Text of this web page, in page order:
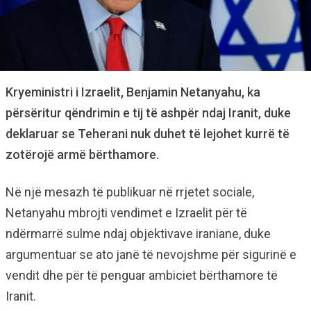
Kryeministri i Izraelit, Benjamin Netanyahu, ka
përsëritur qëndrimin e tij të ashpër ndaj Iranit, duke
deklaruar se Teherani nuk duhet të lejohet kurrë të
zotërojë armë bërthamore.
Në një mesazh të publikuar në rrjetet sociale,
Netanyahu mbrojti vendimet e Izraelit për të
ndërmarrë sulme ndaj objektivave iraniane, duke
argumentuar se ato janë të nevojshme për sigurinë e
vendit dhe për të penguar ambiciet bërthamore të
Iranit.